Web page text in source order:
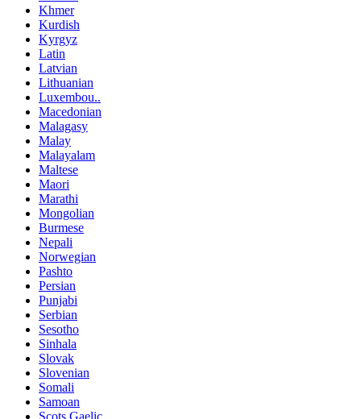
Khmer
Kurdish
Kyrgyz
Latin
Latvian
Lithuanian
Luxembou..
Macedonian
Malagasy
Malay
Malayalam
Maltese
Maori
Marathi
Mongolian
Burmese
Nepali
Norwegian
Pashto
Persian
Punjabi
Serbian
Sesotho
Sinhala
Slovak
Slovenian
Somali
Samoan